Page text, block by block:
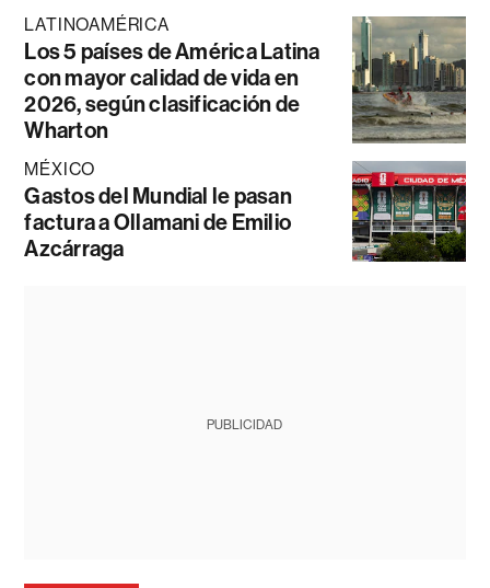
LATINOAMÉRICA
Los 5 países de América Latina
con mayor calidad de vida en
2026, según clasificación de
Wharton
MÉXICO
Gastos del Mundial le pasan
factura a Ollamani de Emilio
Azcárraga
PUBLICIDAD